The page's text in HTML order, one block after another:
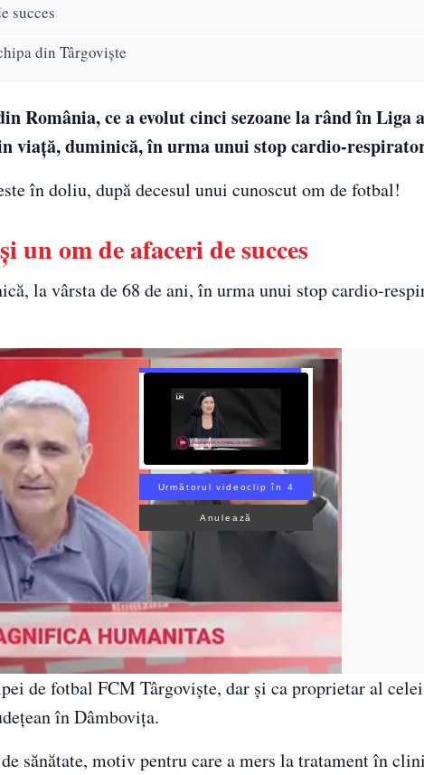
succes
din Târgovişte
România, ce a evolut cinci sezoane la rând în Liga
viaţă, duminică, în urma unui stop cardio-
în doliu, după decesul unui cunoscut om de fotbal!
om de afaceri de succes
la vârsta de 68 de ani, în urma unui stop cardio-
Următorul videoclip în 3
Anulează
de fotbal FCM Târgoviște, dar şi ca proprietar al
în Dâmboviţa.
sănătate, motiv pentru care a mers la tratament în